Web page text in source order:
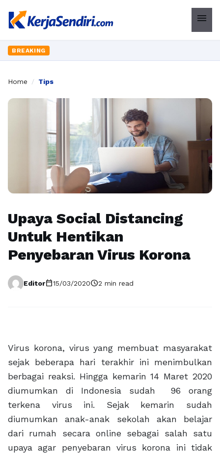
menu
BREAKING
Home / Tips
Upaya Social Distancing
Untuk Hentikan
Penyebaran Virus Korona
Editorcalendar_today15/03/2020schedule2 min read
Virus korona, virus yang membuat masyarakat
sejak beberapa hari terakhir ini menimbulkan
berbagai reaksi. Hingga kemarin 14 Maret 2020
diumumkan di Indonesia sudah 96 orang
terkena virus ini. Sejak kemarin sudah
diumumkan anak-anak sekolah akan belajar
dari rumah secara online sebagai salah satu
upaya agar penyebaran virus korona ini tidak